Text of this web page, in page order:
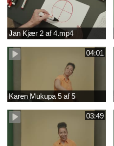
Jan Kjær 2 af 4.mp4
04:01
Karen Mukupa 5 af 5
03:49